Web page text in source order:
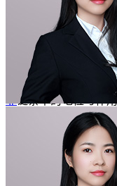
密，如同精确的财务
而在江苏省XX
高达939万余元
曾经担任能源类央企
审阅卷宗材料，像拆
链条中的地位与作
海量证据中，挖掘出
小等关键从轻情节。
庭审中，顾晨骋
人在犯罪中的作用进